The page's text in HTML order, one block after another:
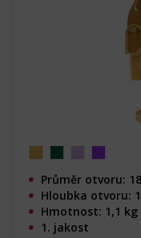
Průměr otvoru:
Hloubka otvoru:
Hmotnost: 1,1 kg
1. jakost